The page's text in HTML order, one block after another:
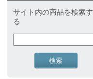
サイト内の商品を検索す
る